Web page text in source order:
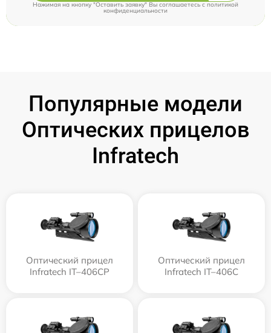
Нажимая на кнопку "Оставить заявку" Вы соглашаетесь c политикой
конфиденциальности
Популярные модели
Оптических прицелов
Infratech
Оптический прицел
Infratech IT–406СP
Оптический прицел
Infratech IT–406С